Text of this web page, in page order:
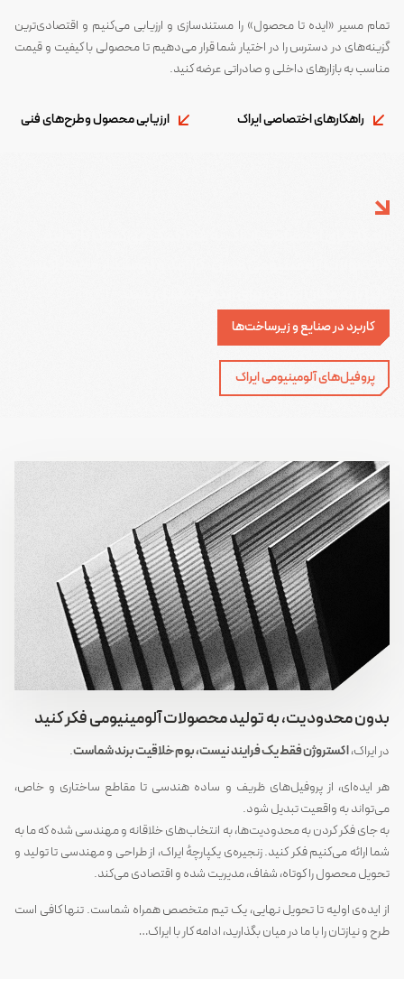
تمام مسیر «ایده تا محصول» را مستندسازی و ارزیابی می‌کنیم و اقتصادی‌ترین
گزینه‌های در دسترس را در اختیار شما قرار می‌دهیم تا محصولی با کیفیت و قیمت
مناسب به بازارهای داخلی و صادراتی عرضه کنید.
راهکارهای اختصاصی ایراک ارزیابی محصول وطرح‌های فنی
کاربرد در صنایع و زیرساخت‌ها
پروفیل‌های آلومینیومی ایراک
بدون محدودیت، به تولید محصولات آلومینیومی فکر کنید
در ایراک،اکستروژن فقط یک فرایند نیست، بوم خلاقیت برند شماست.
هر ایده‌ای، از پروفیل‌های ظریف و ساده هندسی تا مقاطع ساختاری و خاص،
می‌تواند به واقعیت تبدیل شود.
به جای فکر کردن به محدودیت‌ها، به انتخاب‌های خلاقانه و مهندسی شده که ما به
شما ارائه می‌کنیم فکر کنید. زنجیره‌ی یکپارچهٔ ایراک، از طراحی و مهندسی تا تولید و
تحویل محصول را کوتاه، شفاف، مدیریت شده و اقتصادی می‌کند.
از ایده‌ی اولیه تا تحویل نهایی، یک تیم متخصص همراه شماست. تنها کافی است
طرح و نیازتان را با ما در میان بگذارید، ادامه کار با ایراک…